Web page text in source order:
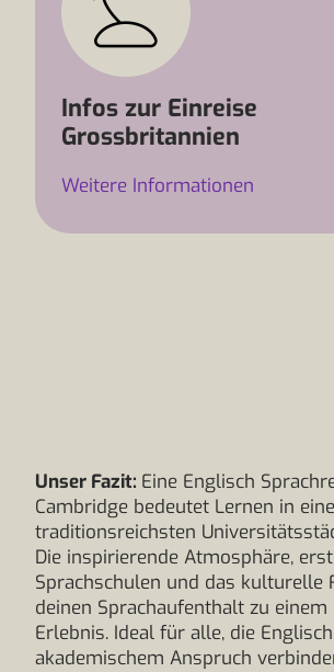
Infos zur Einreise
Grossbritannien
Weitere Informationen
Unser Fazit: Eine Englisch
Cambridge bedeutet Lernen in
traditionsreichsten
Die inspirierende Atmosphäre,
Sprachschulen und das kulturelle
deinen Sprachaufenthalt zu einem
Erlebnis. Ideal für alle, die
akademischem Anspruch